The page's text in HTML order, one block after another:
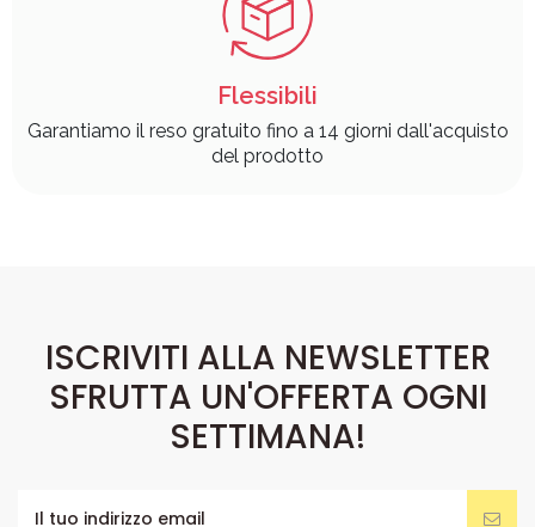
Flessibili
Garantiamo il reso gratuito fino a 14 giorni dall'acquisto
del prodotto
ISCRIVITI ALLA NEWSLETTER
SFRUTTA UN'OFFERTA OGNI
SETTIMANA!